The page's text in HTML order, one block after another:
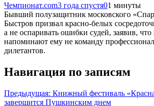
Чемпионат.com3 года спустя01 минуты
Бывший полузащитник московского
Быстров призвал красно-белых
а не оспаривать ошибки судей, заявив,
напоминают ему не команду
дилетантов.
Навигация по записям
Предыдущая: Книжный фестиваль
завершится Пушкинским днем